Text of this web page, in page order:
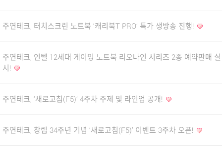
주연테크, 터치스크린 노트북 ‘캐리북T PRO’ 특가 생방송 진행!
주연테크, 인텔 12세대 게이밍 노트북 리오나인 시리즈 2종 예약판매 실
시!
주연테크, ‘새로고침(F5)’ 4주차 주제 및 라인업 공개!
주연테크, 창립 34주년 기념 ‘새로고침(F5)’ 이벤트 3주차 오픈!